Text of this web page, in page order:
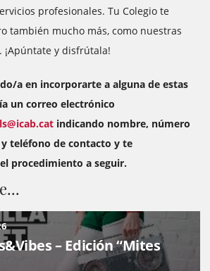
profesionales. Tu Colegio te
también mucho más, como nuestras
¡Apúntate y disfrútala!
a en incorporarte a alguna de estas
un correo electrónico
indicando nombre, número
teléfono de contacto y te
procedimiento a seguir.
– Edición “Mites